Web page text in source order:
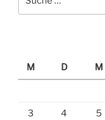
M
D M
3 4 5